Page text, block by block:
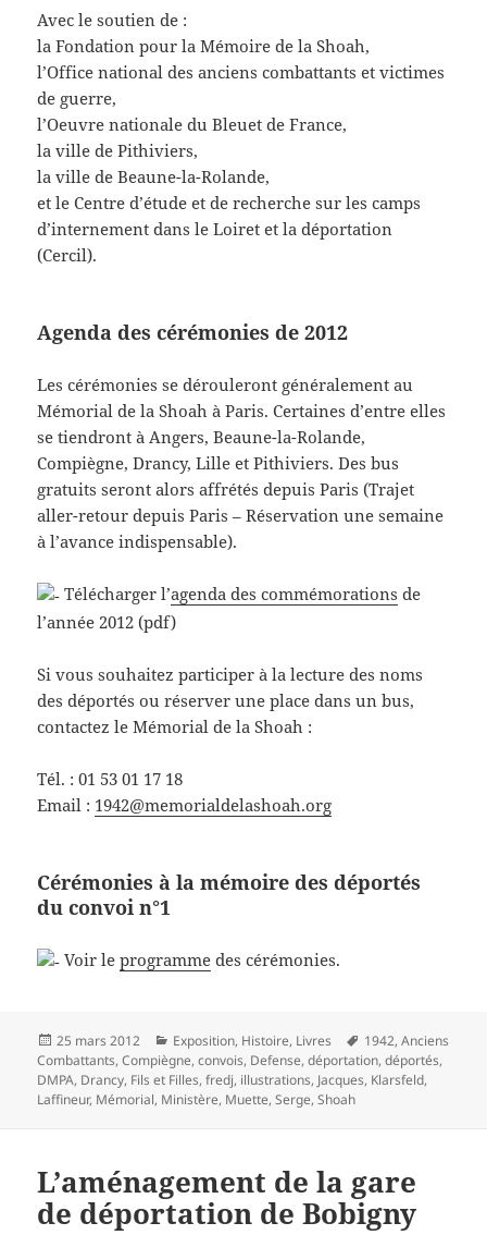
Avec le soutien de :
la Fondation pour la Mémoire de la Shoah,
l’Office national des anciens combattants et victimes
de guerre,
l’Oeuvre nationale du Bleuet de France,
la ville de Pithiviers,
la ville de Beaune-la-Rolande,
et le Centre d’étude et de recherche sur les camps
d’internement dans le Loiret et la déportation
(Cercil).
Agenda des cérémonies de 2012
Les cérémonies se dérouleront généralement au
Mémorial de la Shoah à Paris. Certaines d’entre elles
se tiendront à Angers, Beaune-la-Rolande,
Compiègne, Drancy, Lille et Pithiviers. Des bus
gratuits seront alors affrétés depuis Paris (Trajet
aller-retour depuis Paris – Réservation une semaine
à l’avance indispensable).
Télécharger l’agenda des commémorations de
l’année 2012 (pdf)
Si vous souhaitez participer à la lecture des noms
des déportés ou réserver une place dans un bus,
contactez le Mémorial de la Shoah :
Tél. : 01 53 01 17 18
Email : 1942@memorialdelashoah.org
Cérémonies à la mémoire des déportés
du convoi n°1
Voir leprogramme des cérémonies.
Publié
le
25 mars 2012 Catégories
Exposition, Histoire, Livres
Mots-
clés
1942,Anciens
Combattants,Compiègne,convois, Defense,déportation,déportés,
DMPA, Drancy, Fils et Filles,fredj, illustrations, Jacques, Klarsfeld,
Laffineur, Mémorial, Ministère, Muette,Serge,Shoah
L’aménagement de la gare
de déportation de Bobigny